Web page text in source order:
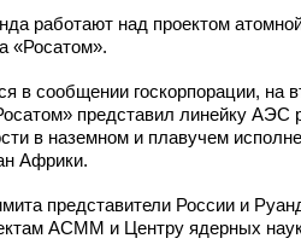
работают над проектом
«Росатом».
в сообщении госкорпорации,
представил линейку АЭС
в наземном и плавучем
Африки.
представители России и
АСММ и Центру ядерных